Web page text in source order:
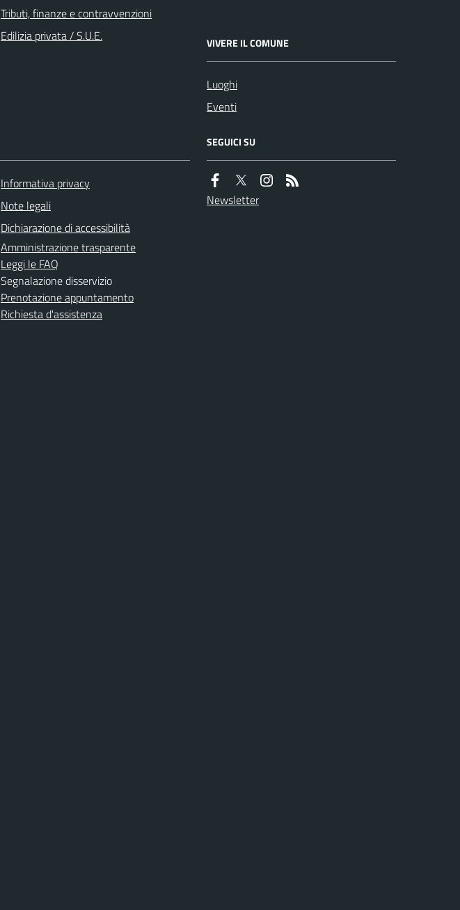
Tributi, finanze e contravvenzioni
Edilizia privata / S.U.E.
VIVERE IL COMUNE
Luoghi
Eventi
Informativa privacy
Note legali
Dichiarazione di accessibilità
Amministrazione trasparente
Leggi le FAQ
Segnalazione disservizio
Prenotazione appuntamento
Richiesta d'assistenza
SEGUICI SU
Newsletter